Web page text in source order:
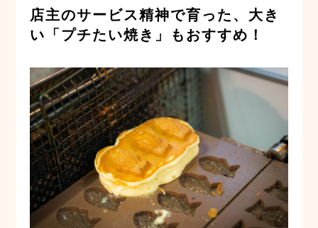
店主のサービス精神で育った、大き
い「プチたい焼き」もおすすめ！